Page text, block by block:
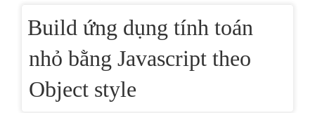
Build ứng dụng tính toán
nhỏ bằng Javascript theo
Object style